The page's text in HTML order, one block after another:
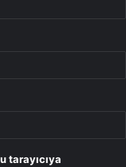
tarayıcıya